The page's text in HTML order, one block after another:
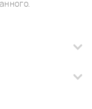
и получите